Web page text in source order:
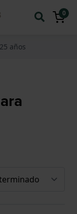
0
años